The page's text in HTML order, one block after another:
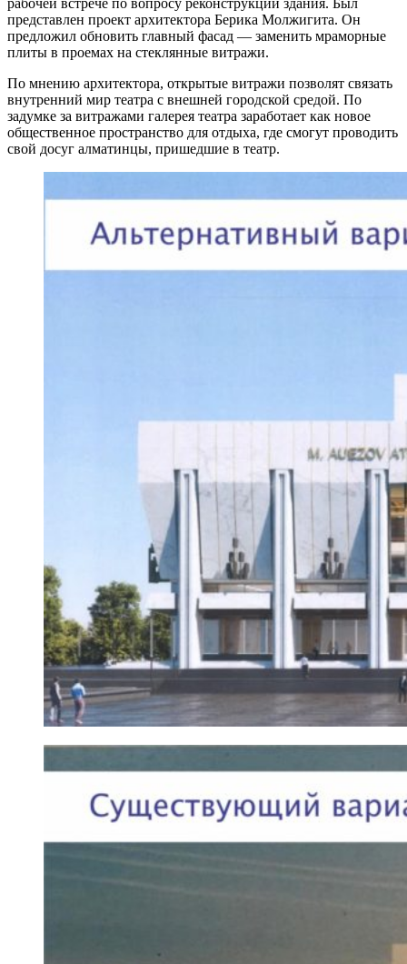
рабочей встрече по вопросу реконструкции здания. Был
представлен проект архитектора Берика Молжигита. Он
предложил обновить главный фасад — заменить мраморные
плиты в проемах на стеклянные витражи.
По мнению архитектора, открытые витражи позволят связать
внутренний мир театра с внешней городской средой. По
задумке за витражами галерея театра заработает как новое
общественное пространство для отдыха, где смогут проводить
свой досуг алматинцы, пришедшие в театр.